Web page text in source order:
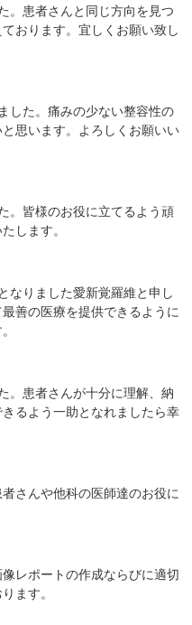
。患者さんと同じ方向を見つ
おります。宜しくお願い致し
した。痛みの少ない整容性の
思います。よろしくお願いい
。皆様のお役に立てるよう頑
します。
なりました愛新覚羅維と申し
善の医療を提供できるように
。患者さんが十分に理解、納
るよう一助となれましたら幸
さんや他科の医師達のお役に
レポートの作成ならびに適切
ます。